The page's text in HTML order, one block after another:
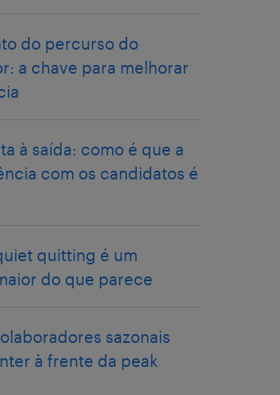
do percurso do
a chave para melhorar
à saída: como é que a
com os candidatos é
quitting é um
do que parece
sazonais
à frente da peak